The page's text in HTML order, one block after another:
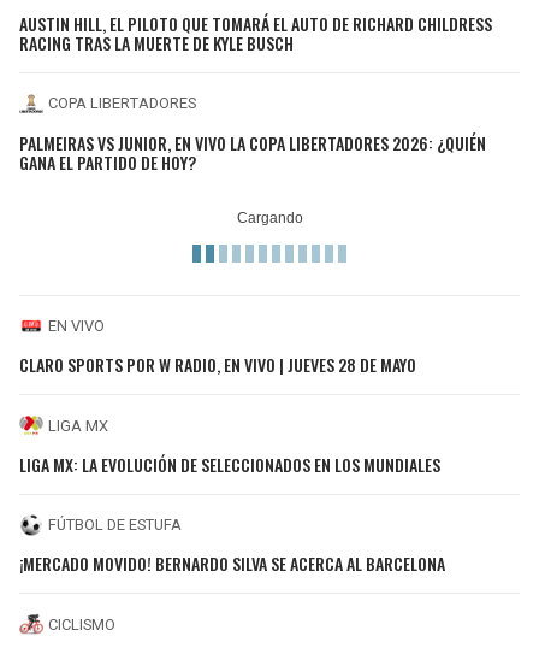
AUSTIN HILL, EL PILOTO QUE TOMARÁ EL AUTO DE RICHARD CHILDRESS
RACING TRAS LA MUERTE DE KYLE BUSCH
COPA LIBERTADORES
PALMEIRAS VS JUNIOR, EN VIVO LA COPA LIBERTADORES 2026: ¿QUIÉN
GANA EL PARTIDO DE HOY?
EN VIVO
CLARO SPORTS POR W RADIO, EN VIVO | JUEVES 28 DE MAYO
LIGA MX
LIGA MX: LA EVOLUCIÓN DE SELECCIONADOS EN LOS MUNDIALES
FÚTBOL DE ESTUFA
¡MERCADO MOVIDO! BERNARDO SILVA SE ACERCA AL BARCELONA
CICLISMO